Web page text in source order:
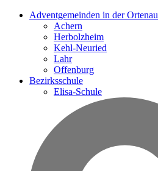
Adventgemeinden in der Ortenau
Achern
Herbolzheim
Kehl-Neuried
Lahr
Offenburg
Bezirksschule
Elisa-Schule